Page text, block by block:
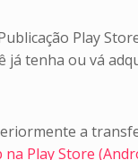
Play
já tenha ou vá
a
Play Store